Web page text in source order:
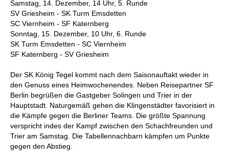
Samstag, 14. Dezember, 14 Uhr, 5. Runde
SV Griesheim - SK Turm Emsdetten
SC Viernheim - SF Katernberg
Sonntag, 15. Dezember, 10 Uhr, 6. Runde
SK Turm Emsdetten - SC Viernheim
SF Katernberg - SV Griesheim
Der SK König Tegel kommt nach dem Saisonauftakt wieder in
den Genuss eines Heimwochenendes. Neben Reisepartner SF
Berlin begrüßen die Gastgeber Solingen und Trier in der
Hauptstadt. Naturgemäß gehen die Klingenstädter favorisiert in
die Kämpfe gegen die Berliner Teams. Die größte Spannung
verspricht indes der Kampf zwischen den Schachfreunden und
Trier am Samstag. Die Tabellennachbarn kämpfen um Punkte
gegen den Abstieg.